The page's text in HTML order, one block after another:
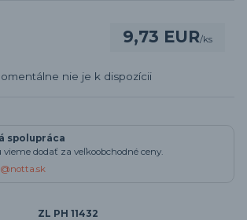
9,73 EUR/ks
nie je k dispozícii
spolupráca
dodať za veľkoobchodné ceny.
ZL PH 11432